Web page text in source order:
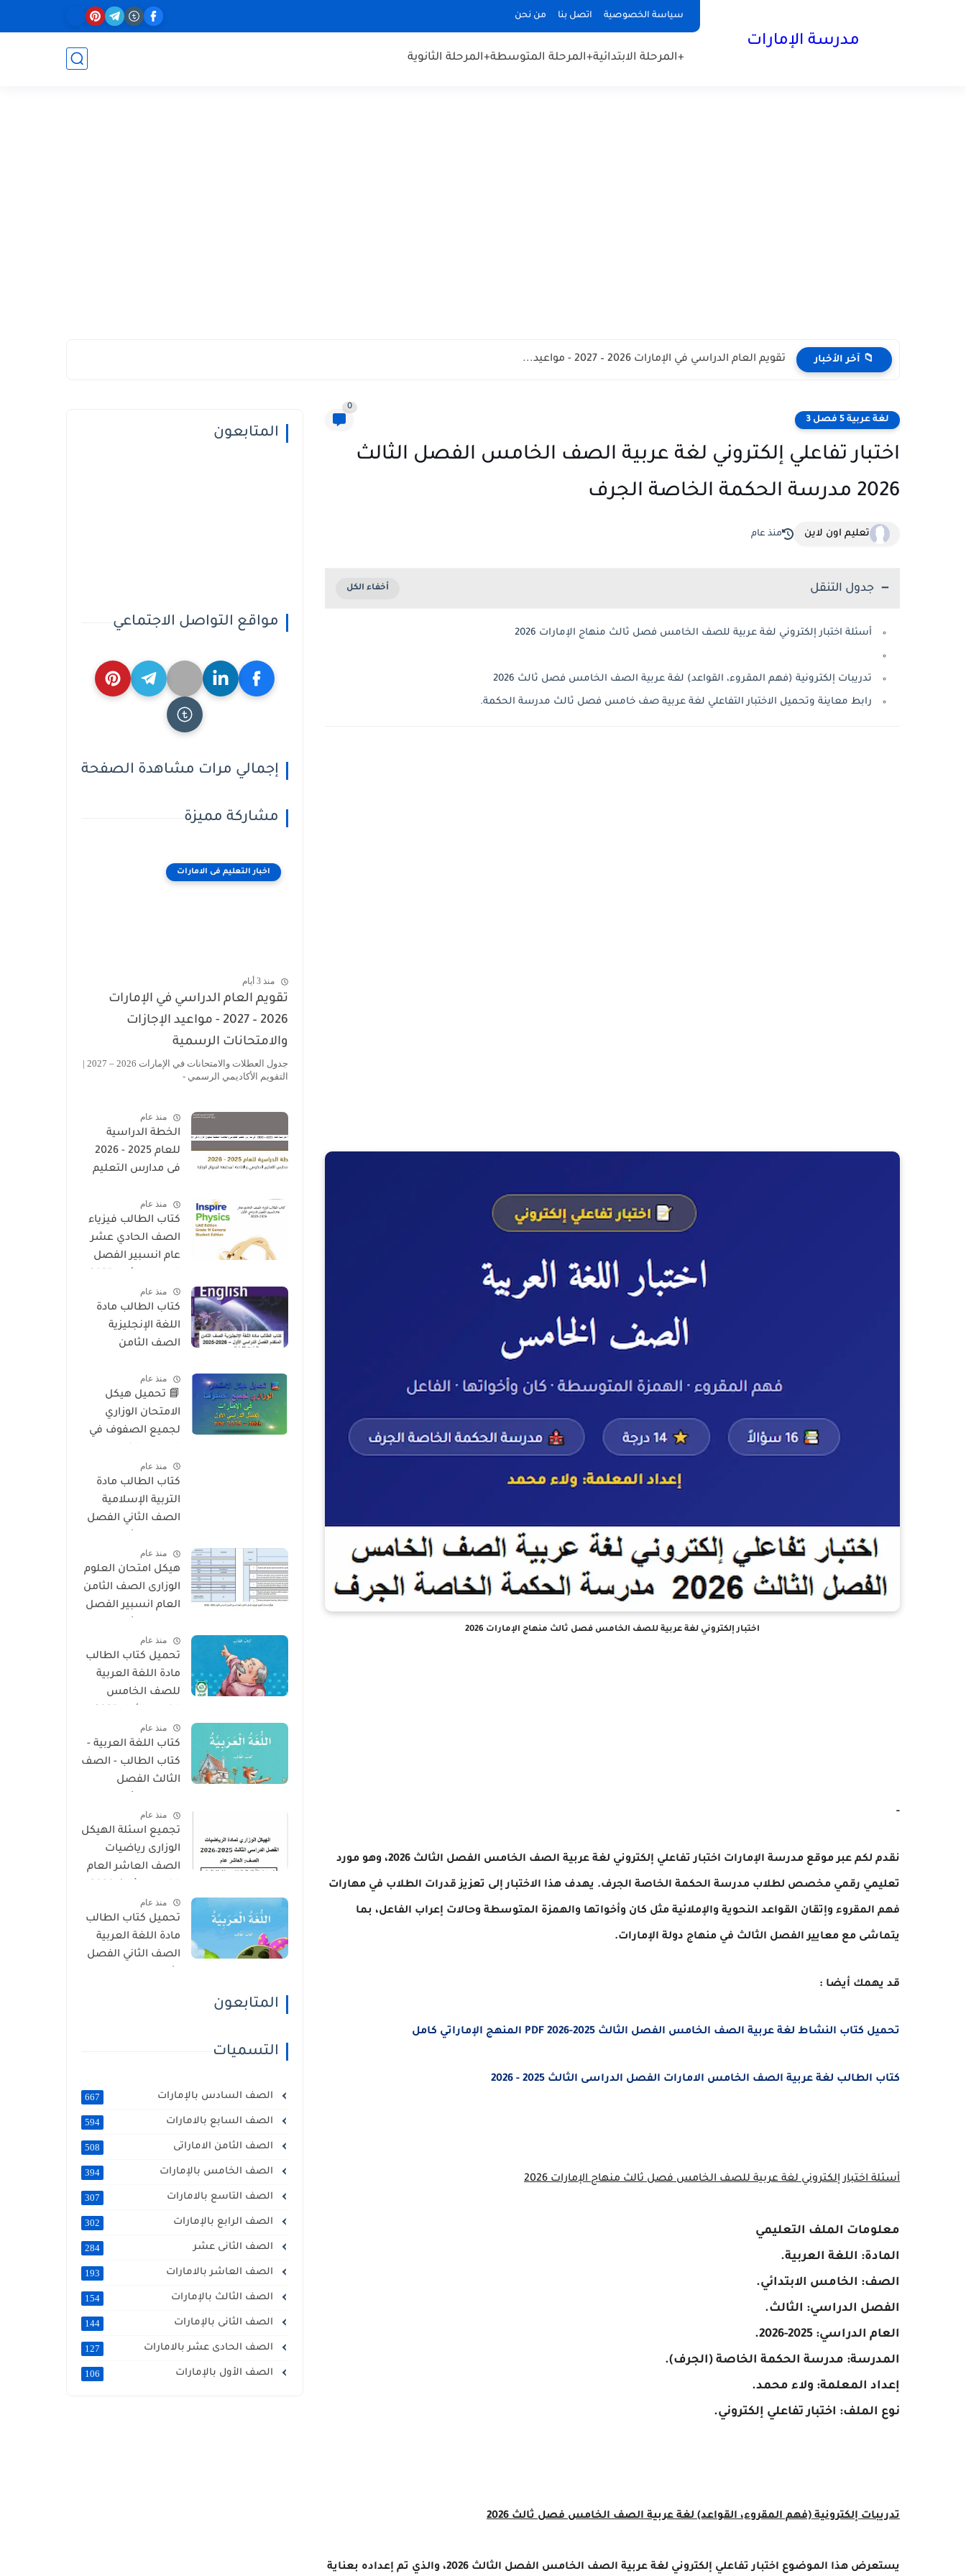
سياسة الخصوصية اتصل بنا من نحن
مدرسة الإمارات
+المرحلة الابتدائية+المرحلة المتوسطة+المرحلة الثانوية
📁 آخر الأخبار تقويم العام الدراسي في الإمارات 2026 – 2027 - مواعيد...
لغة عربية 5 فصل 3
0
اختبار تفاعلي إلكتروني لغة عربية الصف الخامس الفصل الثالث
2026 مدرسة الحكمة الخاصة الجرف
تعليم اون لاين منذ عام
جدول التنقل
أسئلة اختبار إلكتروني لغة عربية للصف الخامس فصل ثالث منهاج الإمارات 2026
تدريبات إلكترونية (فهم المقروء، القواعد) لغة عربية الصف الخامس فصل ثالث 2026
رابط معاينة وتحميل الاختبار التفاعلي لغة عربية صف خامس فصل ثالث مدرسة الحكمة.
اختبار إلكتروني لغة عربية للصف الخامس فصل ثالث منهاج الإمارات 2026
-
نقدم لكم عبر موقع مدرسة الإمارات اختبار تفاعلي إلكتروني لغة عربية الصف الخامس الفصل الثالث 2026، وهو مورد
تعليمي رقمي مخصص لطلاب مدرسة الحكمة الخاصة الجرف. يهدف هذا الاختبار إلى تعزيز قدرات الطلاب في مهارات
فهم المقروء وإتقان القواعد النحوية والإملائية مثل كان وأخواتها والهمزة المتوسطة وحالات إعراب الفاعل، بما
يتماشى مع معايير الفصل الثالث في منهاج دولة الإمارات.
قد يهمك أيضا :
تحميل كتاب النشاط لغة عربية الصف الخامس الفصل الثالث 2025-2026 PDF المنهج الإماراتي كامل
كتاب الطالب لغة عربية الصف الخامس الامارات الفصل الدراسى الثالث 2025 - 2026
أسئلة اختبار إلكتروني لغة عربية للصف الخامس فصل ثالث منهاج الإمارات 2026
معلومات الملف التعليمي
المادة: اللغة العربية.
الصف: الخامس الابتدائي.
الفصل الدراسي: الثالث.
العام الدراسي: 2025-2026.
المدرسة: مدرسة الحكمة الخاصة (الجرف).
إعداد المعلمة: ولاء محمد.
نوع الملف: اختبار تفاعلي إلكتروني.
تدريبات إلكترونية (فهم المقروء، القواعد) لغة عربية الصف الخامس فصل ثالث 2026
يستعرض هذا الموضوع اختبار تفاعلي إلكتروني لغة عربية الصف الخامس الفصل الثالث 2026، والذي تم إعداده بعناية
المتابعون
مواقع التواصل الاجتماعي
إجمالي مرات مشاهدة الصفحة
مشاركة مميزة
اخبار التعليم فى الامارات
منذ 3 أيام
تقويم العام الدراسي في الإمارات
2026 – 2027 - مواعيد الإجازات
والامتحانات الرسمية
جدول العطلات والامتحانات في الإمارات 2026 – 2027 |
التقويم الأكاديمي الرسمي -
منذ عام
الخطة الدراسية
للعام 2025 - 2026
فى مدارس التعليم
المطبقة لمنهاج
الوزارة فى الامارات
منذ عام
كتاب الطالب فيزياء
الصف الحادي عشر
عام انسبير الفصل
2026منذ عام
كتاب الطالب مادة
اللغة الإنجليزية
الصف الثامن
2026 – المنهج
الإماراتي
منذ عام
📘 تحميل هيكل
الامتحان الوزاري
لجميع الصفوف في
2026 PDF
منذ عام
كتاب الطالب مادة
التربية الإسلامية
الصف الثاني الفصل
2026 منهج الاماراتمنذ عام
هيكل امتحان العلوم
الوزارى الصف الثامن
العام انسبير الفصل
2026منذ عام
تحميل كتاب الطالب
مادة اللغة العربية
للصف الخامس
2026 منهج الإماراتمنذ عام
كتاب اللغة العربية -
كتاب الطالب - الصف
الثالث الفصل
2026 منهج الإماراتمنذ عام
تجميع اسئلة الهيكل
الوزارى رياضيات
الصف العاشر العام
منذ عام
تحميل كتاب الطالب
مادة اللغة العربية
الصف الثاني الفصل
المتابعون
التسميات
الصف السادس بالإمارات 667
الصف السابع بالامارات 594
الصف الثامن الاماراتى 508
الصف الخامس بالإمارات 394
الصف التاسع بالامارات 307
الصف الرابع بالإمارات 302
الصف الثانى عشر 284
الصف العاشر بالامارات 193
الصف الثالث بالإمارات 154
الصف الثانى بالإمارات 144
الصف الحادى عشر بالامارات 127
الصف الأول بالإمارات 106